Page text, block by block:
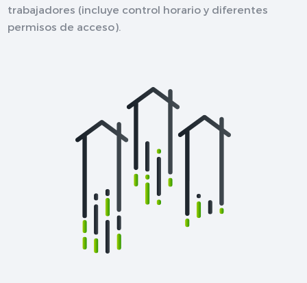
trabajadores (incluye control horario y diferentes
permisos de acceso).